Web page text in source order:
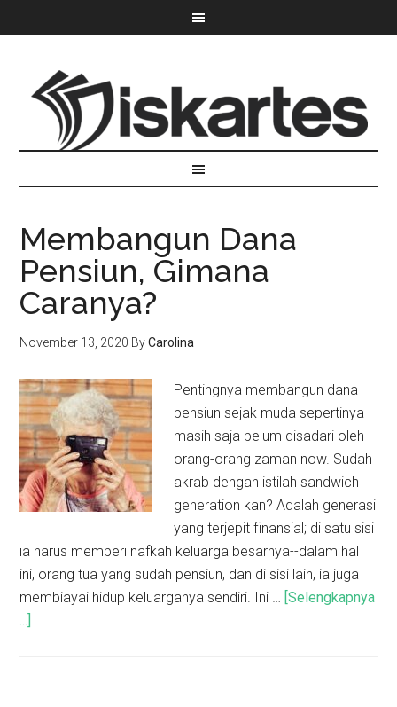
Membangun Dana
Pensiun, Gimana
Caranya?
November 13, 2020 ByCarolina
Pentingnya membangun dana
pensiun sejak muda sepertinya
masih saja belum disadari oleh
orang-orang zaman now. Sudah
akrab dengan istilah sandwich
generation kan? Adalah generasi
yang terjepit finansial; di satu sisi
ia harus memberi nafkah keluarga besarnya--dalam hal
ini, orang tua yang sudah pensiun, dan di sisi lain, ia juga
membiayai hidup keluarganya sendiri. Ini … [Selengkapnya
...]